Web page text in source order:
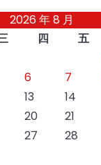
2026 年 8 月
四 五
6 7
13 14
20 21
27 28